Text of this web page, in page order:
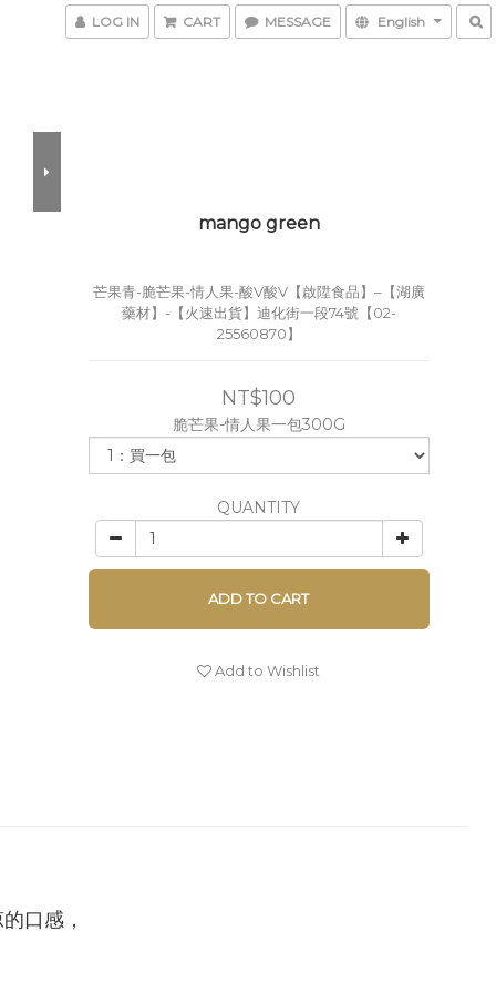
LOG IN CART MESSAGE English
mango green
芒果青-脆芒果-情人果-酸V酸V【啟陞食品】–【湖廣
藥材】-【火速出貨】迪化街一段74號【02-
25560870】
NT$100
脆芒果-情人果一包300G
QUANTITY
ADD TO CART
Add to Wishlist
口感，